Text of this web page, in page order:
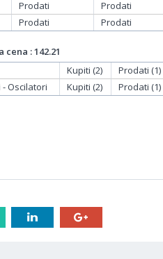
Prodati
Prodati
Prodati Prodati
cena : 142.21
Kupiti (2)
Prodati (1)
Oscilatori
Kupiti (2) Prodati (1)